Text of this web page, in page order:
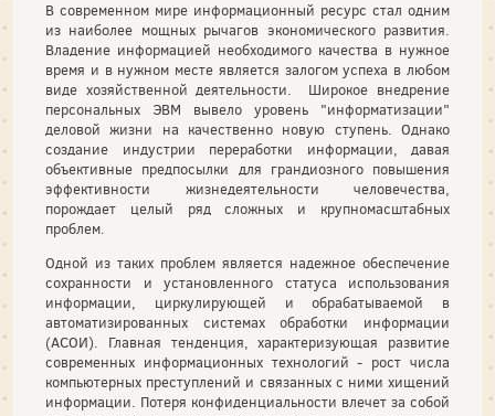
В современном мире информационный ресурс стал одним
из наиболее мощных рычагов экономического развития.
Владение информацией необходимого качества в нужное
время и в нужном месте является залогом успеха в любом
виде хозяйственной деятельности. Широкое внедрение
персональных ЭВМ вывело уровень "информатизации"
деловой жизни на качественно новую ступень. Однако
создание индустрии переработки информации, давая
объективные предпосылки для грандиозного повышения
эффективности жизнедеятельности человечества,
порождает целый ряд сложных и крупномасштабных
проблем.
Одной из таких проблем является надежное обеспечение
сохранности и установленного статуса использования
информации, циркулирующей и обрабатываемой в
автоматизированных системах обработки информации
(АСОИ). Главная тенденция, характеризующая развитие
современных информационных технологий - рост числа
компьютерных преступлений и связанных с ними хищений
информации. Потеря конфиденциальности влечет за собой